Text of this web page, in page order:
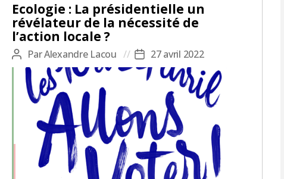
Ecologie : La présidentielle un
révélateur de la nécessité de
l’action locale ?
Auteur
de
l’article
ParAlexandre Lacou
Date
de
l’article
27 avril 2022